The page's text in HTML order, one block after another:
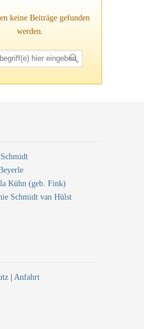
keine Beiträge gefunden
werden.
Kühn (geb. Fink)
Schmidt van Hülst
Anfahrt